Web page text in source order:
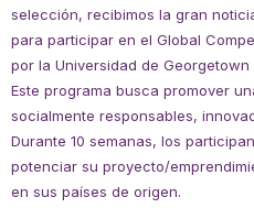
selección, recibimos la gran
para participar en el Global
por la Universidad de
Este programa busca promover
socialmente responsables,
Durante 10 semanas, los
potenciar su proyecto/
en sus países de origen.